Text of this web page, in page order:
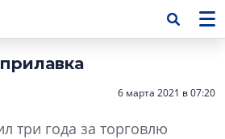
6 марта 2021 в 07:20
три года за торговлю